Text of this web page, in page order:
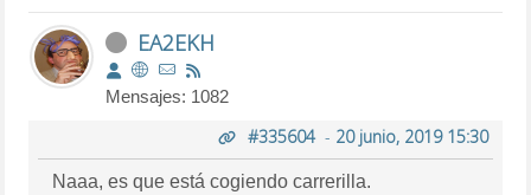
EA2EKH
Mensajes: 1082
#335604- 20 junio, 2019 15:30
Naaa, es que está cogiendo carrerilla.